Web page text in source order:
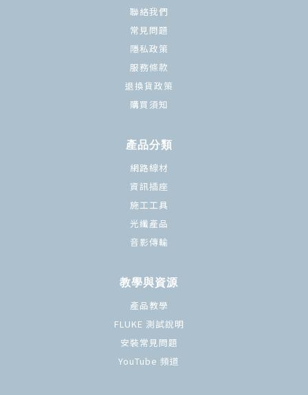
聯絡我們
常見問題
隱私政策
服務條款
退換貨政策
購買須知
產品分類
網路線材
資訊插座
施工工具
光纖產品
音影傳輸
教學與資源
產品教學
FLUKE 測試說明
安裝常見問題
YouTube 頻道